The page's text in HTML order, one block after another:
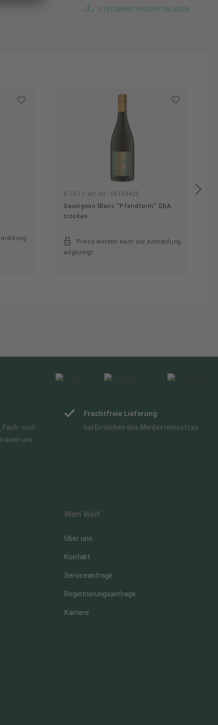
STECKBRIEF HERUNTERLADEN
0.75 l Art.-Nr.: 55100425
Sauvignon Blanc "Pfandturm" QbA
trocken
Preise werden nach der Anmeldung
angezeigt.
und
uns
Frachtfreie Lieferung
bei Erreichen des Mindestumsatzes
Wein Wolf
Über uns
Kontakt
Serviceanfrage
Registrierungsanfrage
Karriere